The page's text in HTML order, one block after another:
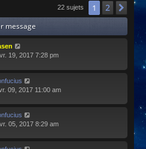
22 sujets 1 2
message
19, 2017 7:28 pm
09, 2017 11:00 am
05, 2017 8:29 am